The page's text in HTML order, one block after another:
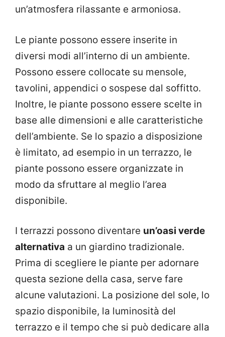
un’atmosfera rilassante e armoniosa.
Le piante possono essere inserite in
diversi modi all’interno di un ambiente.
Possono essere collocate su mensole,
tavolini, appendici o sospese dal soffitto.
Inoltre, le piante possono essere scelte in
base alle dimensioni e alle caratteristiche
dell’ambiente. Se lo spazio a disposizione
è limitato, ad esempio in un terrazzo, le
piante possono essere organizzate in
modo da sfruttare al meglio l’area
disponibile.
I terrazzi possono diventare un’oasi verde
alternativa a un giardino tradizionale.
Prima di scegliere le piante per adornare
questa sezione della casa, serve fare
alcune valutazioni. La posizione del sole, lo
spazio disponibile, la luminosità del
terrazzo e il tempo che si può dedicare alla